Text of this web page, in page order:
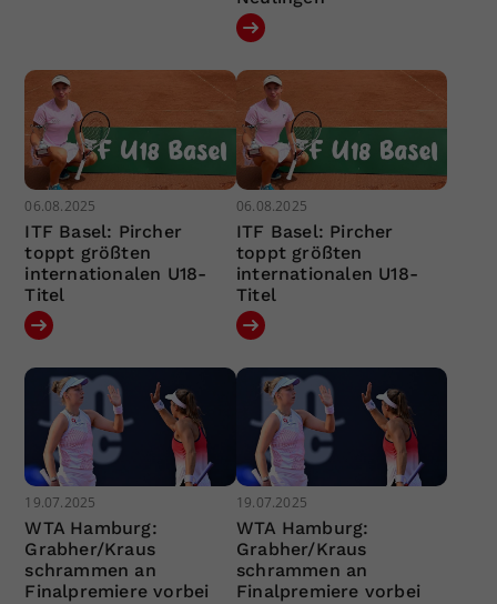
06.08.2025
ITF Basel: Pircher
toppt größten
internationalen U18-
Titel
06.08.2025
ITF Basel: Pircher
toppt größten
internationalen U18-
Titel
19.07.2025
WTA Hamburg:
Grabher/Kraus
schrammen an
Finalpremiere vorbei
19.07.2025
WTA Hamburg:
Grabher/Kraus
schrammen an
Finalpremiere vorbei